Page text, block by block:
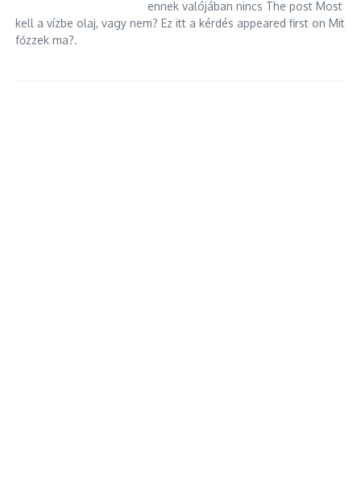
ennek valójában nincs The post Most
kell a vízbe olaj, vagy nem? Ez itt a kérdés appeared first on Mit
főzzek ma?.